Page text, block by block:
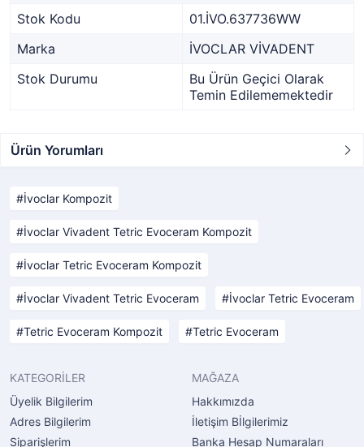
Stok Kodu
01.İVO.637736WW
Marka
İVOCLAR VİVADENT
Stok Durumu
Bu Ürün Geçici Olarak
Temin Edilememektedir
Ürün Yorumları
İvoclar Kompozit
İvoclar Vivadent Tetric Evoceram Kompozit
İvoclar Tetric Evoceram Kompozit
İvoclar Vivadent Tetric Evoceram İvoclar Tetric Evoceram
Tetric Evoceram Kompozit Tetric Evoceram
KATEGORİLER
Üyelik Bilgilerim
Adres Bilgilerim
Siparişlerim
MAĞAZA
Hakkımızda
İletişim Bİlgilerimiz
Banka Hesap Numaraları